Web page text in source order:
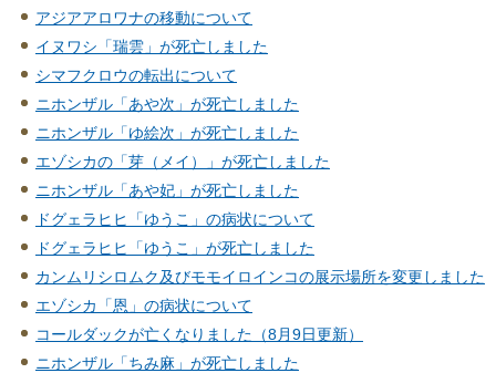
アジアアロワナの移動について
イヌワシ「瑞雲」が死亡しました
シマフクロウの転出について
ニホンザル「あや次」が死亡しました
ニホンザル「ゆ絵次」が死亡しました
エゾシカの「芽（メイ）」が死亡しました
ニホンザル「あや妃」が死亡しました
ドグェラヒヒ「ゆうこ」の病状について
ドグェラヒヒ「ゆうこ」が死亡しました
カンムリシロムク及びモモイロインコの展示場所を変更しました
エゾシカ「恩」の病状について
コールダックが亡くなりました（8月9日更新）
ニホンザル「ちみ麻」が死亡しました